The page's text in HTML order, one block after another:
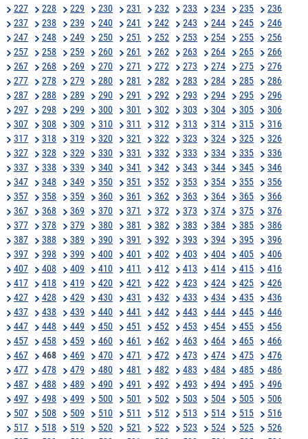
227
228 229 230 231 232 233 234 235
236
237
238 239 240 241 242 243 244 245
246
247
248 249 250 251 252 253 254 255
256
257
258 259 260 261 262 263 264 265
266
267
268 269 270 271 272 273 274 275
276
277
278 279 280 281 282 283 284 285
286
287
288 289 290 291 292 293 294 295
296
297
298 299 300 301 302 303 304 305
306
307
308 309 310 311 312 313 314 315
316
317
318 319 320 321 322 323 324 325
326
327
328 329 330 331 332 333 334 335
336
337
338 339 340 341 342 343 344 345
346
347
348 349 350 351 352 353 354 355
356
357
358 359 360 361 362 363 364 365
366
367
368 369 370 371 372 373 374 375
376
377
378 379 380 381 382 383 384 385
386
387
388 389 390 391 392 393 394 395
396
397
398 399 400 401 402 403 404 405
406
407
408 409 410 411 412 413 414 415
416
417
418 419 420 421 422 423 424 425
426
427
428 429 430 431 432 433 434 435
436
437
438 439 440 441 442 443 444 445
446
447
448 449 450 451 452 453 454 455
456
457
458 459 460 461 462 463 464 465
466
467
468 469 470 471 472 473 474 475
476
477
478 479 480 481 482 483 484 485
486
487
488 489 490 491 492 493 494 495
496
497
498 499 500 501 502 503 504 505
506
507
508 509 510 511 512 513 514 515
516
517
518 519 520 521 522 523 524 525
526